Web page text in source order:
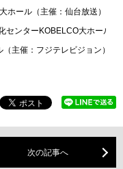
ール（主催：仙台放送）
ンターKOBELCO大ホール（
主催：フジテレビジョン）
次の記事へ